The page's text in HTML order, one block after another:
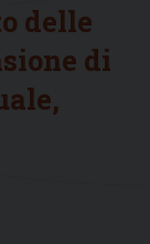
delle
di